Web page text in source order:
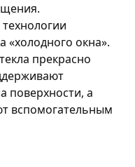
«холодного окна».
прекрасно
поверхности, а
вспомогательным